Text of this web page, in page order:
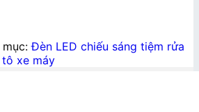
mục:Đèn LED chiếu sáng tiệm rửa
xe máy